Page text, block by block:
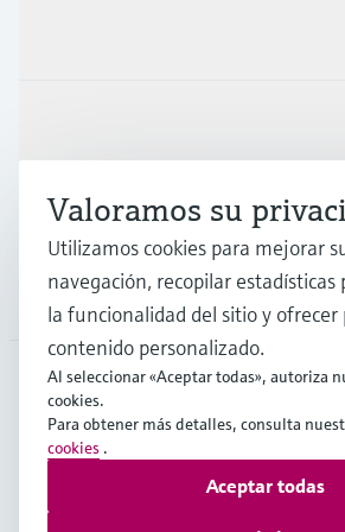
Soporte
Compañía
CHL Español
Copyright © Endress+Hauser Group
Valoramos su
Utilizamos cookies para mejorar
navegación, recopilar
la funcionalidad del sitio y ofrecer
contenido personalizado.
Al seleccionar «Aceptar todas», autoriza
cookies.
Para obtener más detalles, consulta
cookies .
Aceptar todas